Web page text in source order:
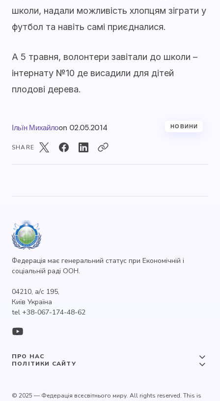
школи, надали можливість хлопцям зіграти у
футбол та навіть самі приєдналися.
А 5 травня, волонтери завітали до школи –
інтернату №10 де висадили для дітей
плодові дерева.
Ільїн Михайлоon 02.05.2014 НОВИНИ
SHARE
Федерація має генеральний статус при Економічній і
соціальній раді ООН.
04210, а/с 195,
Київ Україна
tel +38-067-174-48-62
ПРО НАС
ПОЛІТИКИ САЙТУ
© 2025 — Федерація всесвітнього миру. All rights reserved. This is